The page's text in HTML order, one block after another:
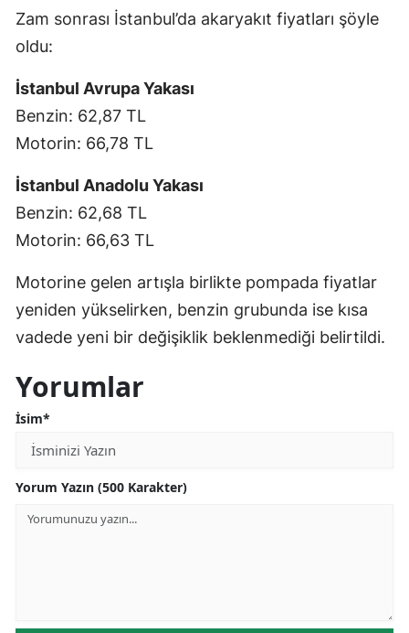
Zam sonrası İstanbul’da akaryakıt fiyatları şöyle
oldu:
İstanbul Avrupa Yakası
Benzin: 62,87 TL
Motorin: 66,78 TL
İstanbul Anadolu Yakası
Benzin: 62,68 TL
Motorin: 66,63 TL
Motorine gelen artışla birlikte pompada fiyatlar
yeniden yükselirken, benzin grubunda ise kısa
vadede yeni bir değişiklik beklenmediği belirtildi.
Yorumlar
İsim*
Yorum Yazın (500 Karakter)